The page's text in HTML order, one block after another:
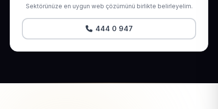
Sektörünüze en uygun web çözümünü birlikte belirleyelim.
444 0 947